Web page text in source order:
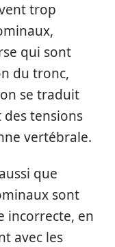
trop
qui sont
du tronc,
se traduit
tensions
vertébrale.
que
sont
incorrecte, en
avec les